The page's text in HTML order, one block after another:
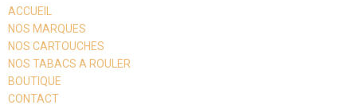
ACCUEIL
NOS MARQUES
NOS CARTOUCHES
NOS TABACS A ROULER
BOUTIQUE
CONTACT